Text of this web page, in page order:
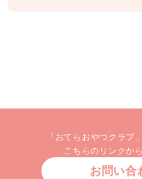
「おてらおやつクラブ
こちらのリンクか
お問い合